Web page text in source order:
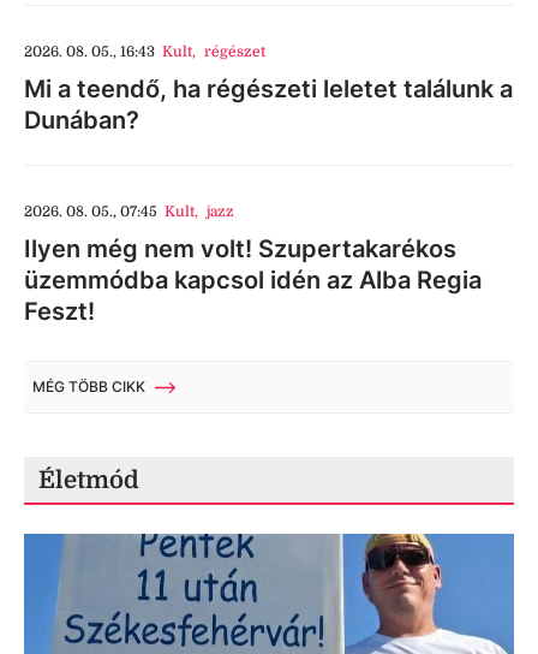
2026. 08. 05., 16:43 Kult, régészet
Mi a teendő, ha régészeti leletet találunk a
Dunában?
2026. 08. 05., 07:45 Kult, jazz
Ilyen még nem volt! Szupertakarékos
üzemmódba kapcsol idén az Alba Regia
Feszt!
MÉG TÖBB CIKK
Életmód